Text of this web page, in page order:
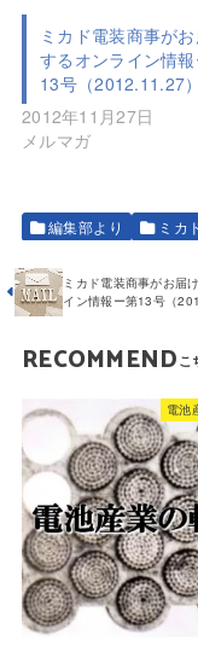
ミカド電装商事が
するオンライン情
13号（2012.11.27）
2012年11月27日
メルマガ
編集部より ミカ
ミカド電装商事がお届
イン情報ー第13号（
RECOMMEND
電池